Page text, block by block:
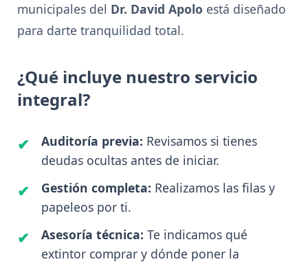
municipales del Dr. David Apolo está diseñado
para darte tranquilidad total.
¿Qué incluye nuestro servicio
integral?
Auditoría previa: Revisamos si tienes
deudas ocultas antes de iniciar.
Gestión completa: Realizamos las filas y
papeleos por ti.
Asesoría técnica: Te indicamos qué
extintor comprar y dónde poner la